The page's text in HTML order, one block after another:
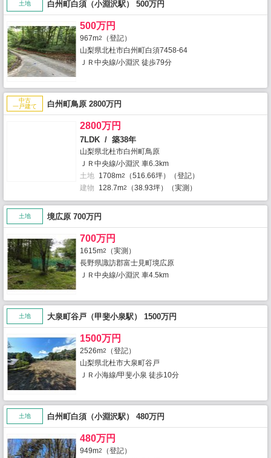
土地 白州町白須（小淵沢駅） 500万円
500万円
967m2
（登記）
山梨県北杜市白州町白須7458-64
ＪＲ中央線/小淵沢 徒歩79分
中古
一戸建て
白州町鳥原 2800万円
2800万円
7LDK / 築38年
山梨県北杜市白州町鳥原
ＪＲ中央線/小淵沢 車6.3km
土地 1708m2
（516.66坪）（登記）
建物
128.7m2 （38.93坪）（実測）
土地 境広原 700万円
700万円
1615m2
（実測）
長野県諏訪郡富士見町境広原
ＪＲ中央線/小淵沢 車4.5km
土地 大泉町谷戸（甲斐小泉駅） 1500万円
1500万円
2526m2
（登記）
山梨県北杜市大泉町谷戸
ＪＲ小海線/甲斐小泉 徒歩10分
土地 白州町白須（小淵沢駅） 480万円
480万円
949m2
（登記）